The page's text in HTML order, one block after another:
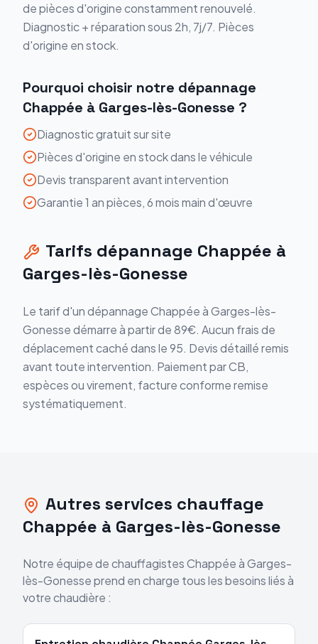
de pièces d'origine constamment renouvelé.
Diagnostic + réparation sous 2h, 7j/7. Pièces
d'origine en stock.
Pourquoi choisir notre dépannage
Chappée à Garges-lès-Gonesse ?
Diagnostic gratuit sur site
Pièces d'origine en stock dans le véhicule
Devis transparent avant intervention
Garantie 1 an pièces, 6 mois main d'œuvre
Tarifs dépannage Chappée à
Garges-lès-Gonesse
Le tarif d'undépannageChappéeàGarges-lès-
Gonessedémarreà partir de 89€. Aucun frais de
déplacement caché dans le95. Devis détaillé remis
avant toute intervention. Paiement par CB,
espèces ou virement, facture conforme remise
systématiquement.
Autres services chauffage
Chappée à Garges-lès-Gonesse
Notre équipe de chauffagistesChappéeàGarges-
lès-Gonesseprend en charge tous les besoins liés à
votre chaudière :